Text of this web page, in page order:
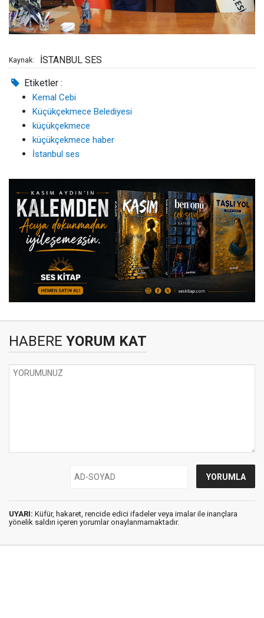
Kaynak: İSTANBUL SES
Etiketler :
Kemal Cebi
Küçükçekmece Belediyesi
küçükçekmece
küçükçekmece haber
İstanbul ses
HABERE YORUM KAT
UYARI: Küfür, hakaret, rencide edici ifadeler veya imalar ile inançlara
yönelik saldırı içeren yorumlar onaylanmamaktadır.